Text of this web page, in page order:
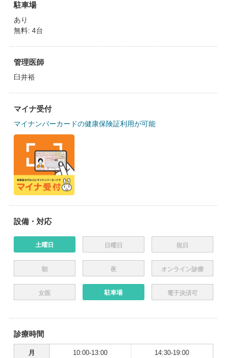
駐車場
あり
無料: 4台
管理医師
臼井裕
マイナ受付
マイナンバーカードの健康保険証利用が可能
設備・対応
土曜日 日曜日 祝日
朝 夜 オンライン診療
女医 駐車場 電子決済可
診療時間
月 10:00-13:00 14:30-19:00